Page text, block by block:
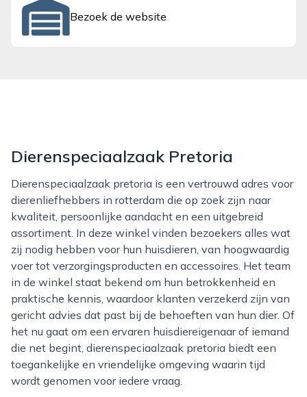
Bezoek de website
Dierenspeciaalzaak Pretoria
Dierenspeciaalzaak pretoria is een vertrouwd adres voor
dierenliefhebbers in rotterdam die op zoek zijn naar
kwaliteit, persoonlijke aandacht en een uitgebreid
assortiment. In deze winkel vinden bezoekers alles wat
zij nodig hebben voor hun huisdieren, van hoogwaardig
voer tot verzorgingsproducten en accessoires. Het team
in de winkel staat bekend om hun betrokkenheid en
praktische kennis, waardoor klanten verzekerd zijn van
gericht advies dat past bij de behoeften van hun dier. Of
het nu gaat om een ervaren huisdiereigenaar of iemand
die net begint, dierenspeciaalzaak pretoria biedt een
toegankelijke en vriendelijke omgeving waarin tijd
wordt genomen voor iedere vraag.